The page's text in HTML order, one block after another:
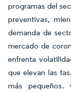
programas del
preventivas,
demanda de
mercado de
enfrenta
que elevan las
más